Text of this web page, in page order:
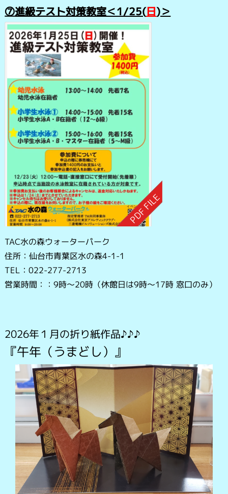
⑦進級テスト対策教室＜1/25(日)＞
TAC水の森ウォーターパーク
住所：仙台市青葉区水の森4-1-1
TEL：022-277-2713
営業時間：：9時～20時（休館日は9時～17時 窓口のみ）
2026年１月の折り紙作品♪♪♪
『午年（うまどし）』